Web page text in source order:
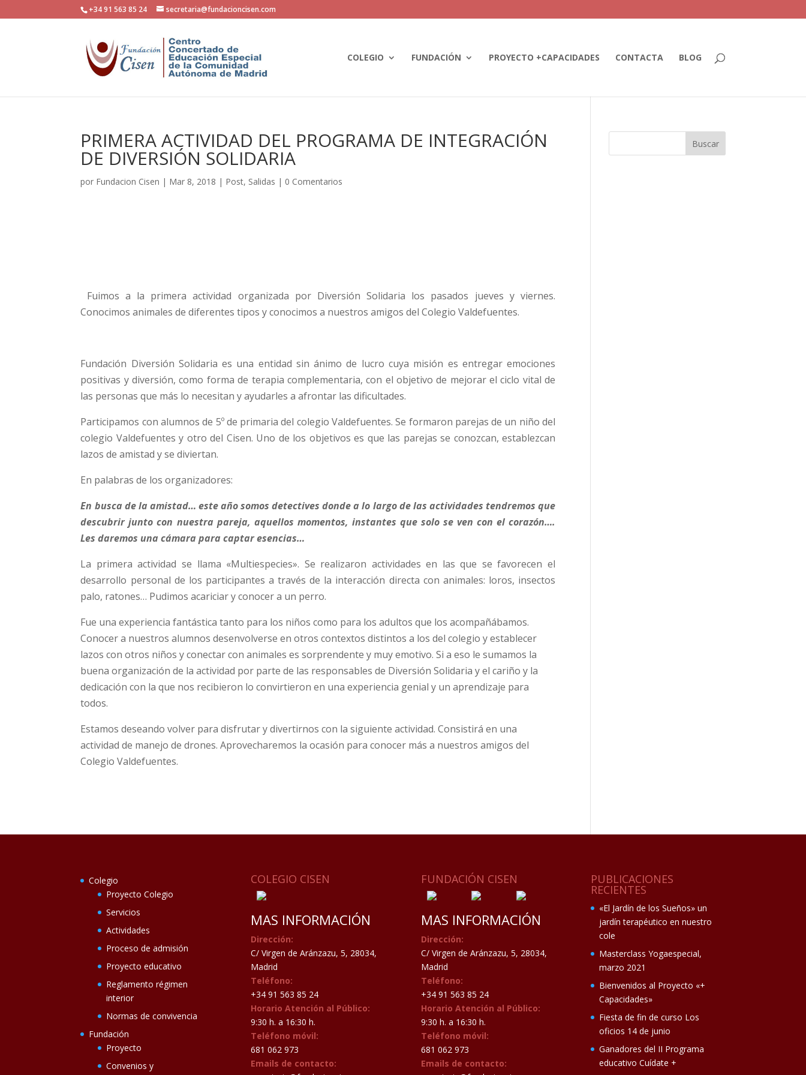
+34 91 563 85 24 secretaria@fundacioncisen.com
COLEGIO FUNDACIÓN PROYECTO +CAPACIDADES CONTACTA BLOG
PRIMERA ACTIVIDAD DEL PROGRAMA DE INTEGRACIÓN
DE DIVERSIÓN SOLIDARIA
por Fundacion Cisen | Mar 8, 2018 | Post, Salidas | 0 Comentarios
Fuimos a la primera actividad organizada por Diversión Solidaria los pasados jueves y viernes.
Conocimos animales de diferentes tipos y conocimos a nuestros amigos del Colegio Valdefuentes.
Fundación Diversión Solidaria es una entidad sin ánimo de lucro cuya misión es entregar emociones
positivas y diversión, como forma de terapia complementaria, con el objetivo de mejorar el ciclo vital de
las personas que más lo necesitan y ayudarles a afrontar las dificultades.
Participamos con alumnos de 5º de primaria del colegio Valdefuentes. Se formaron parejas de un niño del
colegio Valdefuentes y otro del Cisen. Uno de los objetivos es que las parejas se conozcan, establezcan
lazos de amistad y se diviertan.
En palabras de los organizadores:
En busca de la amistad… este año somos detectives donde a lo largo de las actividades tendremos que
descubrir junto con nuestra pareja, aquellos momentos, instantes que solo se ven con el corazón….
Les daremos una cámara para captar esencias…
La primera actividad se llama «Multiespecies». Se realizaron actividades en las que se favorecen el
desarrollo personal de los participantes a través de la interacción directa con animales: loros, insectos
palo, ratones… Pudimos acariciar y conocer a un perro.
Fue una experiencia fantástica tanto para los niños como para los adultos que los acompañábamos.
Conocer a nuestros alumnos desenvolverse en otros contextos distintos a los del colegio y establecer
lazos con otros niños y conectar con animales es sorprendente y muy emotivo. Si a eso le sumamos la
buena organización de la actividad por parte de las responsables de Diversión Solidaria y el cariño y la
dedicación con la que nos recibieron lo convirtieron en una experiencia genial y un aprendizaje para
todos.
Estamos deseando volver para disfrutar y divertirnos con la siguiente actividad. Consistirá en una
actividad de manejo de drones. Aprovecharemos la ocasión para conocer más a nuestros amigos del
Colegio Valdefuentes.
Colegio
Proyecto Colegio
Servicios
Actividades
Proceso de admisión
Proyecto educativo
Reglamento régimen
interior
Normas de convivencia
Fundación
Proyecto
Convenios y
COLEGIO CISEN
MAS INFORMACIÓN
Dirección:
C/ Virgen de Aránzazu, 5, 28034,
Madrid
Teléfono:
+34 91 563 85 24
Horario Atención al Público:
9:30 h. a 16:30 h.
Teléfono móvil:
681 062 973
Emails de contacto:
FUNDACIÓN CISEN
MAS INFORMACIÓN
Dirección:
C/ Virgen de Aránzazu, 5, 28034,
Madrid
Teléfono:
+34 91 563 85 24
Horario Atención al Público:
9:30 h. a 16:30 h.
Teléfono móvil:
681 062 973
Emails de contacto:
PUBLICACIONES
RECIENTES
«El Jardín de los Sueños» un
jardín terapéutico en nuestro
cole
Masterclass Yogaespecial,
marzo 2021
Bienvenidos al Proyecto «+
Capacidades»
Fiesta de fin de curso Los
oficios 14 de junio
Ganadores del II Programa
educativo Cuídate +